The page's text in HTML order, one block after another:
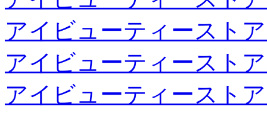
アイビューティースト
アイビューティースト
アイビューティースト